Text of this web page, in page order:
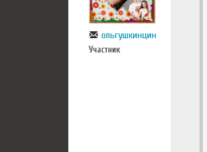
ольгушкинцин
Участник